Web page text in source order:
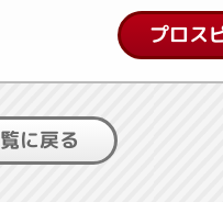
プロス
に戻る